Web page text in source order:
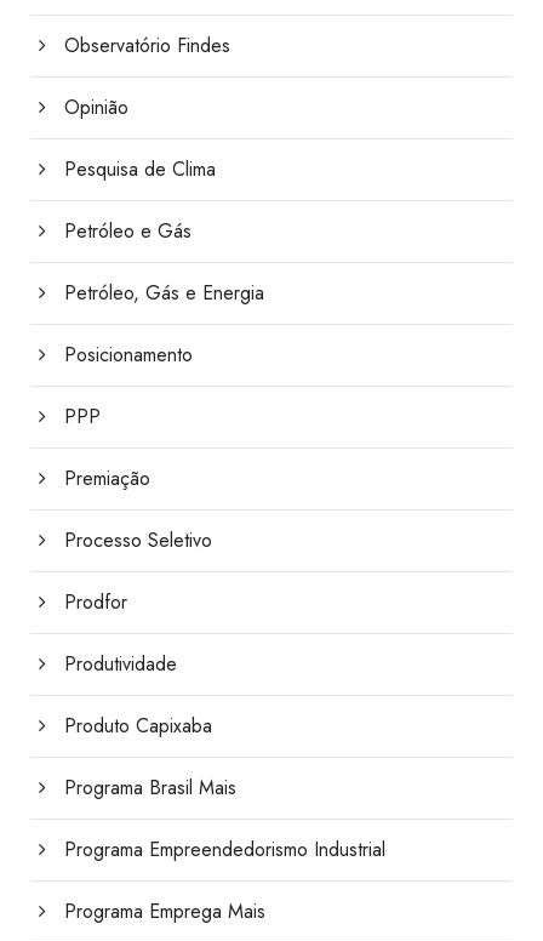
Observatório Findes
Opinião
Pesquisa de Clima
Petróleo e Gás
Petróleo, Gás e Energia
Posicionamento
PPP
Premiação
Processo Seletivo
Prodfor
Produtividade
Produto Capixaba
Programa Brasil Mais
Programa Empreendedorismo Industrial
Programa Emprega Mais